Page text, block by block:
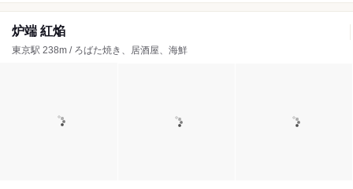
炉端 紅焔
東京駅 238m / ろばた焼き、居酒屋、海鮮